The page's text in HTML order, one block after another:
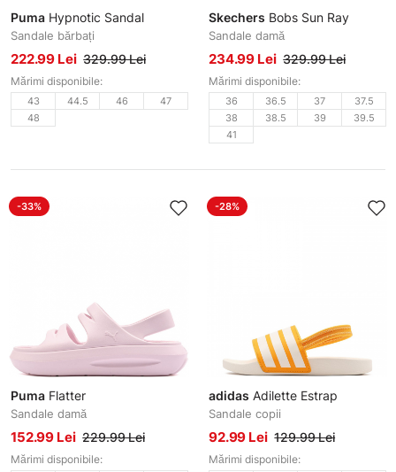
Puma Hypnotic Sandal
Sandale bărbați
222.99 Lei 329.99 Lei
Mărimi disponibile:
43 44.5 46
47
48
Skechers Bobs Sun Ray
Sandale damă
234.99 Lei 329.99 Lei
Mărimi disponibile:
36 36.5 37
37.5
38
38.5 39
39.5
41
-33%
Puma Flatter
Sandale damă
152.99 Lei 229.99 Lei
Mărimi disponibile:
-28%
adidas Adilette Estrap
Sandale copii
92.99 Lei 129.99 Lei
Mărimi disponibile: